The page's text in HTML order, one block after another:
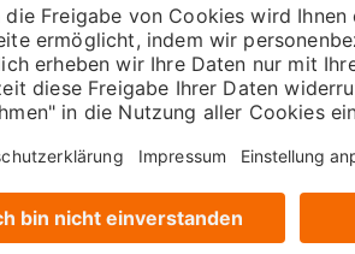
Insights frei – mit derPro - oder